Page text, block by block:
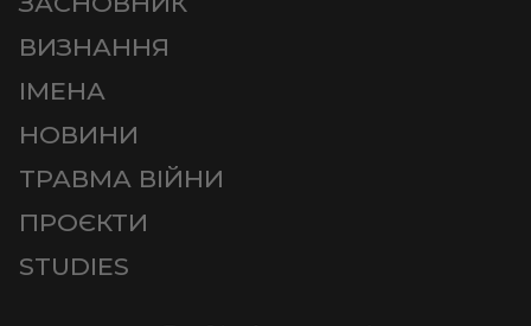
ВИЗНАННЯ
ІМЕНА
НОВИНИ
ТРАВМА ВІЙНИ
ПРОЄКТИ
STUDIES